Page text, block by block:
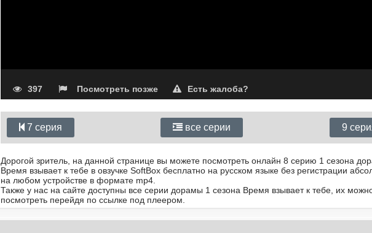
397 Посмотреть позже Есть жалоба?
7 серия все серии 9
Дорогой зритель, на данной странице вы можете посмотреть онлайн 8 серию 1 сезона
Время взывает к тебе в овзучке SoftBox бесплатно на русском языке без регистрации
на любом устройстве в формате mp4.
Также у нас на сайте доступны все серии дорамы 1 сезона Время взывает к тебе, их
посмотреть перейдя по ссылке под плеером.